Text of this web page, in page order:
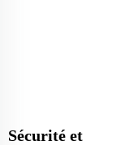
Sécurité et